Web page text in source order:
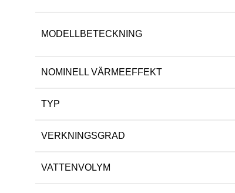
MODELLBETECKNING
NOMINELL VÄRMEEFFEKT
TYP
VERKNINGSGRAD
VATTENVOLYM